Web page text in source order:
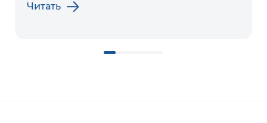
Читать